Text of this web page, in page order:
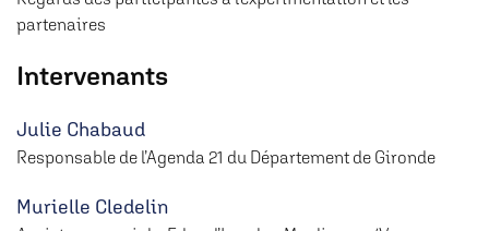
partenaires
Intervenants
Julie Chabaud
Responsable de l’Agenda 21 du Département de Gironde
Murielle Cledelin